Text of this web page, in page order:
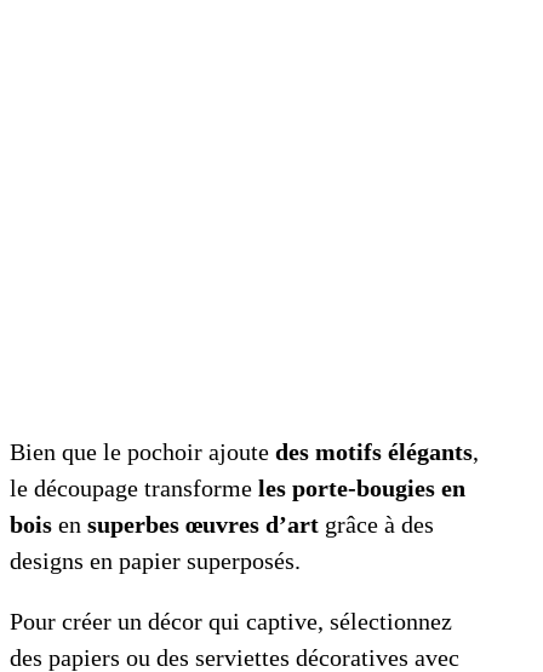
Bien que le pochoir ajoute des motifs élégants,
le découpage transforme les porte-bougies en
bois en superbes œuvres d’art grâce à des
designs en papier superposés.
Pour créer un décor qui captive, sélectionnez
des papiers ou des serviettes décoratives avec